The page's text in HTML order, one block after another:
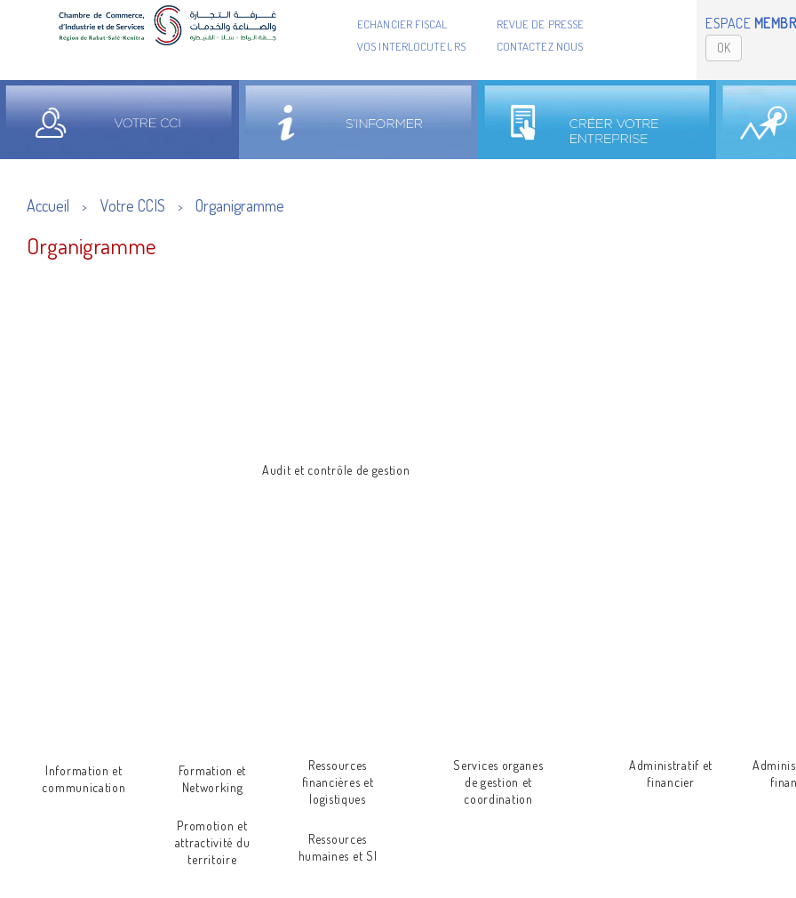
ECHANCIER FISCAL
REVUE DE PRESSE
VOS INTERLOCUTEURS
CONTACTEZ NOUS
ESPACE
OK
Accueil > Votre CCIS > Organigramme
Organigramme
Audit et contrôle de gestion
Information et
communication
Formation et
Networking
Promotion et
attractivité du
territoire
Ressources
financières et
logistiques
Ressources
humaines et SI
Services organes
de gestion et
coordination
Administratif et
financier